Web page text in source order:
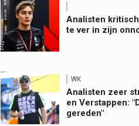
Analisten
te ver in zijn
WK
Analisten zeer
en Verstappen:
gereden"